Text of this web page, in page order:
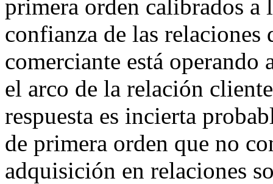
primera orden calibrados
confianza de las
comerciante está
el arco de la relación
respuesta es incierta
de primera orden que no
adquisición en relaciones